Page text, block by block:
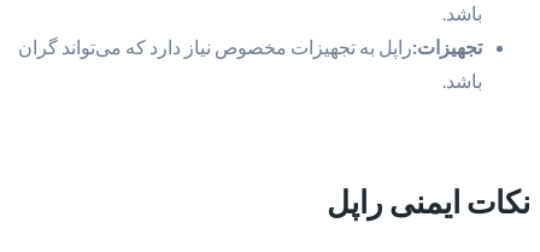
باشد.
تجهیزات:راپل به تجهیزات مخصوص نیاز دارد که می‌تواند گران
باشد.
نکات ایمنی راپل